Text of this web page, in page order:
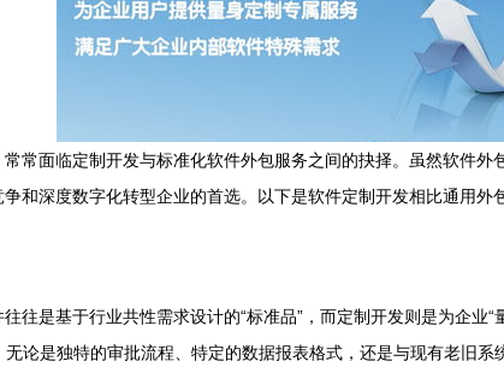
常面临定制开发与标准化软件外包服务之间的抉择。虽然软件
和深度数字化转型企业的首选。以下是软件定制开发相比通用外
往是基于行业共性需求设计的“标准品”，而定制开发则是为企业
论是独特的审批流程、特定的数据报表格式，还是与现有老旧